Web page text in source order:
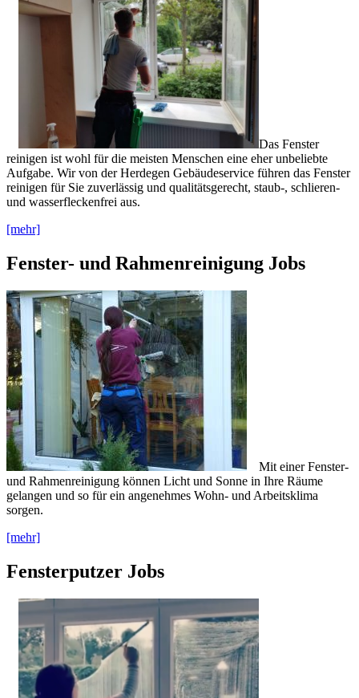
Das Fenster
reinigen ist wohl für die meisten Menschen eine eher unbeliebte
Aufgabe. Wir von der Herdegen Gebäudeservice führen das Fenster
reinigen für Sie zuverlässig und qualitätsgerecht, staub-, schlieren-
und wasserfleckenfrei aus.
[mehr]
Fenster- und Rahmenreinigung Jobs
Mit einer Fenster-
und Rahmenreinigung können Licht und Sonne in Ihre Räume
gelangen und so für ein angenehmes Wohn- und Arbeitsklima
sorgen.
[mehr]
Fensterputzer Jobs